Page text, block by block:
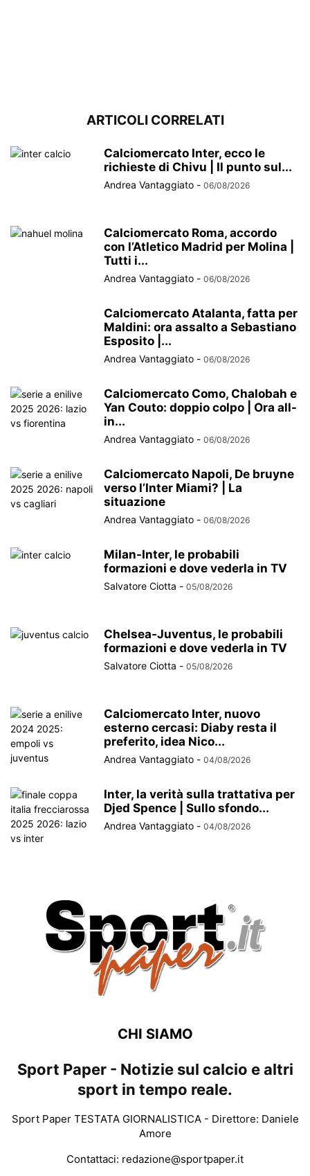
ARTICOLI CORRELATI
Calciomercato Inter, ecco le
richieste di Chivu | Il punto sul...
Andrea Vantaggiato - 06/08/2026
Calciomercato Roma, accordo
con l’Atletico Madrid per Molina |
Tutti i...
Andrea Vantaggiato - 06/08/2026
Calciomercato Atalanta, fatta per
Maldini: ora assalto a Sebastiano
Esposito |...
Andrea Vantaggiato - 06/08/2026
Calciomercato Como, Chalobah e
Yan Couto: doppio colpo | Ora all-
in...
Andrea Vantaggiato - 06/08/2026
Calciomercato Napoli, De bruyne
verso l’Inter Miami? | La
situazione
Andrea Vantaggiato - 06/08/2026
Milan-Inter, le probabili
formazioni e dove vederla in TV
Salvatore Ciotta - 05/08/2026
Chelsea-Juventus, le probabili
formazioni e dove vederla in TV
Salvatore Ciotta - 05/08/2026
Calciomercato Inter, nuovo
esterno cercasi: Diaby resta il
preferito, idea Nico...
Andrea Vantaggiato - 04/08/2026
Inter, la verità sulla trattativa per
Djed Spence | Sullo sfondo...
Andrea Vantaggiato - 04/08/2026
CHI SIAMO
Sport Paper - Notizie sul calcio e altri
sport in tempo reale.
Sport Paper TESTATA GIORNALISTICA - Direttore: Daniele
Amore
Contattaci: redazione@sportpaper.it